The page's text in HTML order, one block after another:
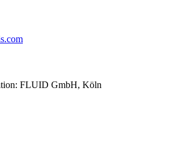
FLUID GmbH, Köln